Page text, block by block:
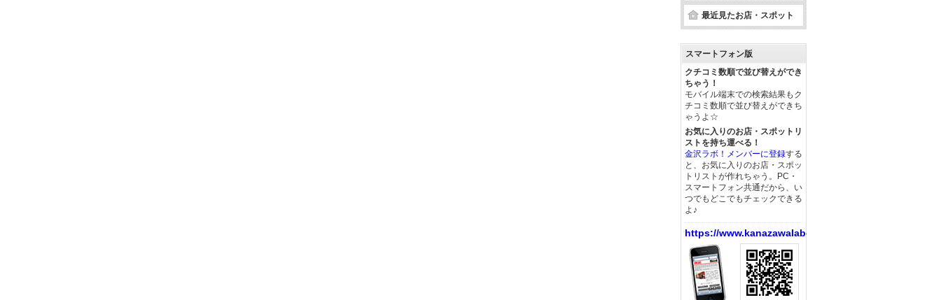
最近見たお店・スポット
スマートフォン版
クチコミ数順で並び替えができ
ちゃう！
モバイル端末での検索結果もク
チコミ数順で並び替えができち
ゃうよ☆
お気に入りのお店・スポットリ
ストを持ち運べる！
金沢ラボ！メンバーに登録する
と、お気に入りのお店・スポッ
トリストが作れちゃう。PC・
スマートフォン共通だから、い
つでもどこでもチェックできる
よ♪
https://www.kanazawalabo.net/